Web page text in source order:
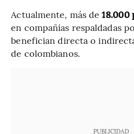
Actualmente, más de18.000
en compañías respaldadas
benefician directa o
de colombianos.
PUBLICIDAD